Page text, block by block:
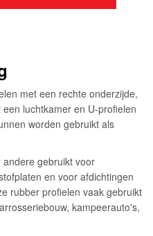
met een rechte onderzijde,
luchtkamer en U-profielen
worden gebruikt als
gebruikt voor
en voor afdichtingen
rubber profielen vaak gebruikt
kampeerauto's,